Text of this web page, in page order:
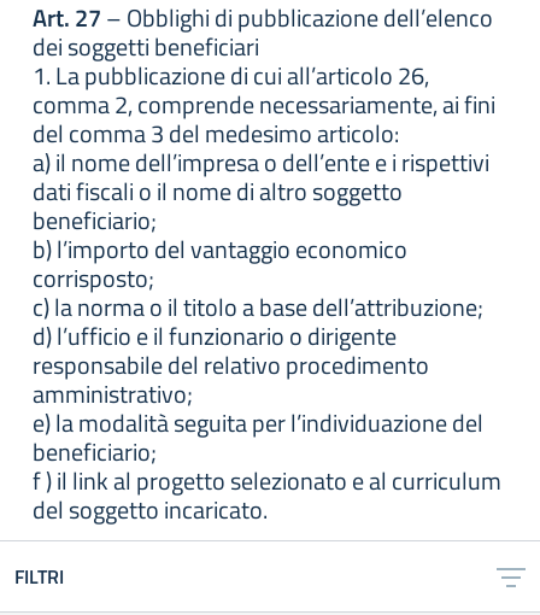
Art. 27– Obblighi di pubblicazione dell’elenco
dei soggetti beneficiari
1. La pubblicazione di cui all’articolo 26,
comma 2, comprende necessariamente, ai fini
del comma 3 del medesimo articolo:
a) il nome dell’impresa o dell’ente e i rispettivi
dati fiscali o il nome di altro soggetto
beneficiario;
b) l’importo del vantaggio economico
corrisposto;
c) la norma o il titolo a base dell’attribuzione;
d) l’ufficio e il funzionario o dirigente
responsabile del relativo procedimento
amministrativo;
e) la modalità seguita per l’individuazione del
beneficiario;
f ) il link al progetto selezionato e al curriculum
del soggetto incaricato.
FILTRI